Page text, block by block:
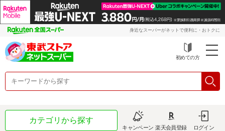
身近なスーパーがネットで便利に・おトクに
初めての方
カテゴリから探す
キャンペーン 楽天会員登録 ログイン